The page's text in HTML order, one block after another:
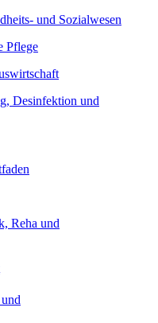
und Sozialwesen
Pflege
Desinfektion und
Reha und